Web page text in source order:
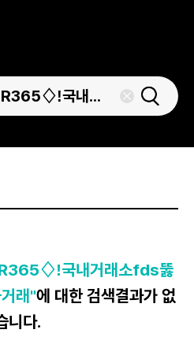
국내거래소fds뚫
래"에 대한 검색결과가 없
니다.